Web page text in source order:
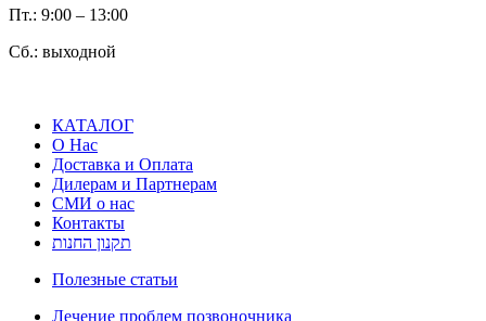
Пт.: 9:00 – 13:00
Сб.: выходной
КАТАЛОГ
О Нас
Доставка и Оплата
Дилерам и Партнерам
СМИ о нас
Контакты
תקנון החנות
Полезные статьи
Лечение проблем позвоночника